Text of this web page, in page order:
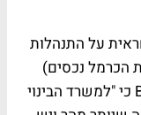
חברת ג4 שאחראית על התנהלות
הכרמל נכסים)
מול הזוכים, מסביר בשיחה עם Bizportal כי "למשרד הבינוי